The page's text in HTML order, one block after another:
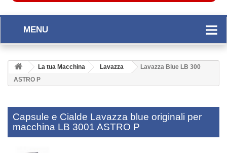
MENU
La tua Macchina Lavazza
Lavazza Blue LB 300
ASTRO P
Capsule e Cialde Lavazza blue originali per
macchina LB 3001 ASTRO P